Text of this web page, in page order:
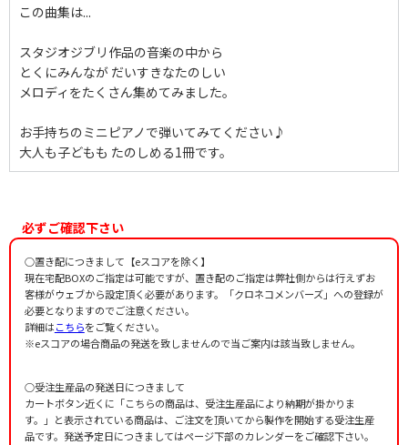
この曲集は...
スタジオジブリ作品の音楽の中から
とくにみんなが だいすきなたのしい
メロディをたくさん集めてみました。
お手持ちのミニピアノで弾いてみてください♪
大人も子どもも たのしめる1冊です。
必ずご確認下さい
○置き配につきまして【eスコアを除く】
現在宅配BOXのご指定は可能ですが、置き配のご指定は弊社側からは行えずお
客様がウェブから設定頂く必要があります。「クロネコメンバーズ」への登録が
必要となりますのでご注意ください。
詳細はこちらをご覧ください。
※eスコアの場合商品の発送を致しませんので当ご案内は該当致しません。
○受注生産品の発送日につきまして
カートボタン近くに「こちらの商品は、受注生産品により納期が掛かりま
す。」と表示されている商品は、ご注文を頂いてから製作を開始する受注生産
品です。発送予定日につきましてはページ下部のカレンダーをご確認下さい。